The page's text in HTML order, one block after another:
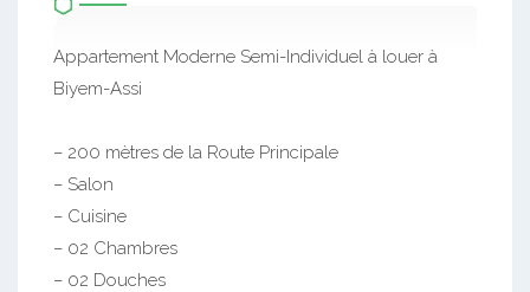
Appartement Moderne Semi-Individuel à louer à
Biyem-Assi
– 200 mètres de la Route Principale
– Salon
– Cuisine
– 02 Chambres
– 02 Douches